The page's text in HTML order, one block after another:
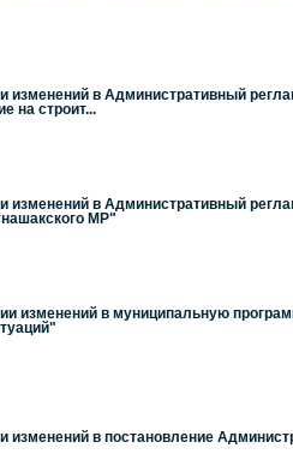
изменений в Административный
на строит...
изменений в Административный
МР"
изменений в муниципальную
в постановление